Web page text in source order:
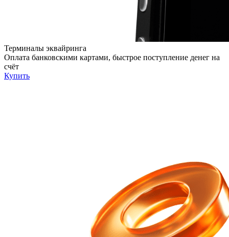
Терминалы эквайринга
Оплата банковскими картами, быстрое поступление денег на
счёт
Купить